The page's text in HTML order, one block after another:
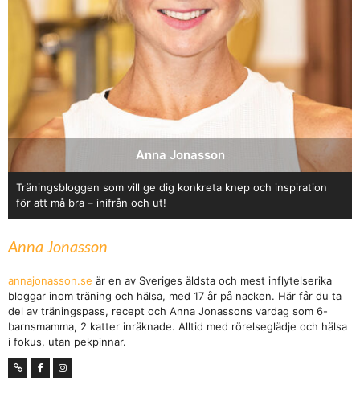
Anna Jonasson
Träningsbloggen som vill ge dig konkreta knep och inspiration
för att må bra – inifrån och ut!
Anna Jonasson
annajonasson.se är en av Sveriges äldsta och mest inflytelserika
bloggar inom träning och hälsa, med 17 år på nacken. Här får du ta
del av träningspass, recept och Anna Jonassons vardag som 6-
barnsmamma, 2 katter inräknade. Alltid med rörelseglädje och hälsa
i fokus, utan pekpinnar.